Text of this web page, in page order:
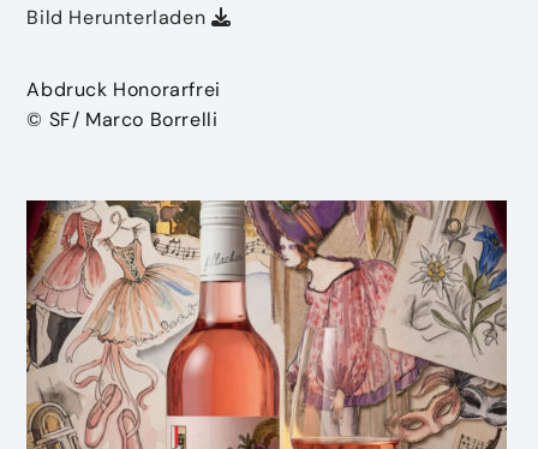
Bild Herunterladen
Abdruck Honorarfrei
© SF/ Marco Borrelli